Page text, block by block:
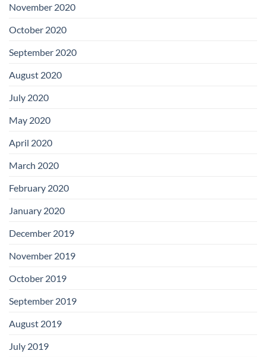
November 2020
October 2020
September 2020
August 2020
July 2020
May 2020
April 2020
March 2020
February 2020
January 2020
December 2019
November 2019
October 2019
September 2019
August 2019
July 2019